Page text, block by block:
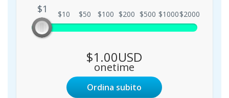
$1
$1 $10 $50 $100 $200 $500 $1000$2000
$1.00USD
onetime
Ordina subito